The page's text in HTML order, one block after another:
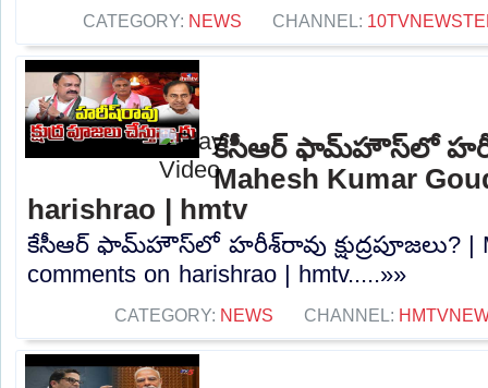
CATEGORY: NEWS CHANNEL:
కేసీఆర్ ఫామ్‌హౌస్‌లో
Mahesh Kumar
harishrao | hmtv
కేసీఆర్ ఫామ్‌హౌస్‌లో హరీశ్‌రావు క్షుద్రపూజలు? |
comments on harishrao | hmtv.....»»
CATEGORY: NEWS CHANNEL: